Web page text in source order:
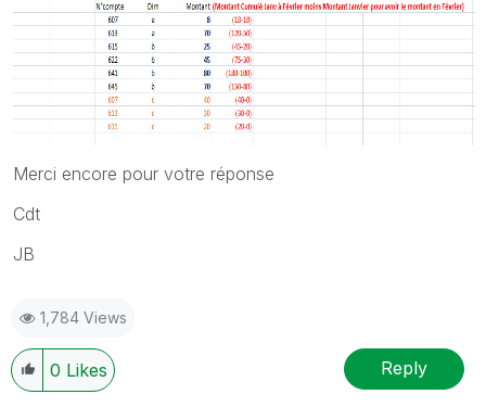
Merci encore pour votre réponse
Cdt
JB
1,784 Views
0 Likes Reply